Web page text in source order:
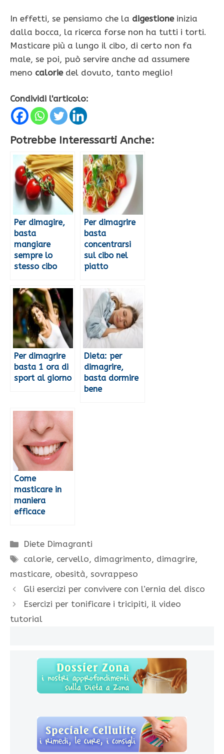
In effetti, se pensiamo che la digestioneinizia
dalla bocca, la ricerca forse non ha tutti i torti.
Masticare più a lungo il cibo, di certo non fa
male, se poi, può servire anche ad assumere
meno caloriedel dovuto, tanto meglio!
Condividi l'articolo:
Potrebbe Interessarti Anche:
Per dimagire,
basta
mangiare
sempre lo
stesso cibo
Per dimagrire
basta
concentrarsi
sul cibo nel
piatto
Per dimagrire
basta 1 ora di
sport al giorno
Dieta: per
dimagrire,
basta dormire
bene
Come
masticare in
maniera
efficace
Categorie
Diete Dimagranti
Tag
calorie, cervello, dimagrimento, dimagrire,
masticare, obesità, sovrappeso
Gli esercizi per convivere con l’ernia del disco
Esercizi per tonificare i tricipiti, il video
tutorial